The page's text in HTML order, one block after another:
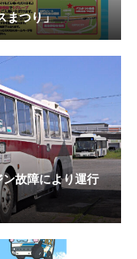
まつり」
故障により運行